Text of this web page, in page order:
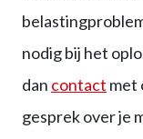
nodig bij het
dan contact met
gesprek over je